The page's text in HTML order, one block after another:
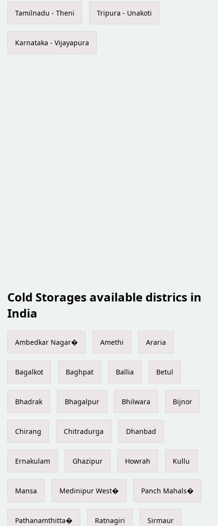
Tamilnadu - Theni Tripura - Unakoti
Karnataka - Vijayapura
Cold Storages available districs in
India
Ambedkar Nagar� Amethi Araria
Bagalkot Baghpat Ballia Betul
Bhadrak Bhagalpur Bhilwara Bijnor
Chirang Chitradurga Dhanbad
Ernakulam Ghazipur Howrah Kullu
Mansa Medinipur West� Panch Mahals�
Pathanamthitta� Ratnagiri Sirmaur